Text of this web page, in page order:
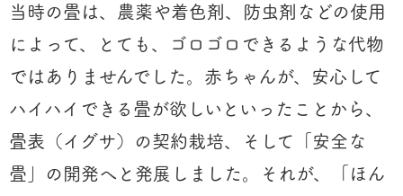
当時の畳は、農薬や着色剤、防虫剤などの使用
によって、とても、ゴロゴロできるような代物
ではありませんでした。赤ちゃんが、安心して
ハイハイできる畳が欲しいといったことから、
畳表（イグサ）の契約栽培、そして「安全な
畳」の開発へと発展しました。それが、「ほん